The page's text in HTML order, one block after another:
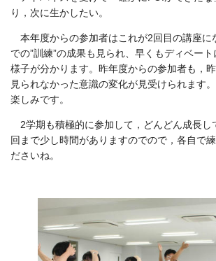
り，次に生かしたい。
本年度からの参加者はこれが2回目の講座に
での”訓練”の成果も見られ、早くもディベー
様子が分かります。昨年度からの参加者も，
見られなかった意識の変化が見受けられます
楽しみです。
2学期も積極的に参加して，どんどん成長し
回まで少し時間がありますのでので，各自で
ださいね。